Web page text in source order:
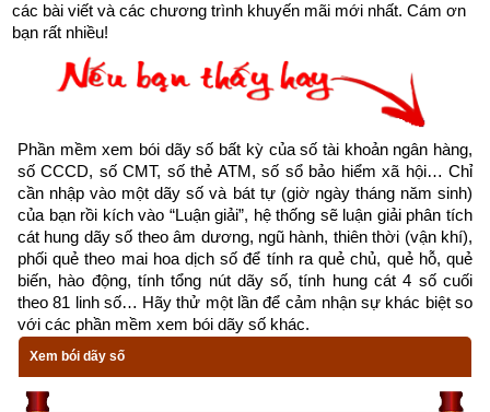
Năm sinh trong tứ trụ
như là gốc của cây, là móng của nhà
rễ cắm sâu thì lá xanh, nền rỗng thì nhà đổ, nền kiên cố thì
nhà chắc chắn. Nguồn cạn kiệt thì mệnh tan; nguồn phong
không phải xem xét 3 yếu tố:
Một là phải xem nguyệt lệnh
Hai là xét mối quan hệ tương sinh, tương khắc giữa can
và chi
Ba là xét tới mối quan hệ sinh khắc chế hóa của 3 trụ
còn lại thì mới biết rõ được.
Tháng sinh trong tứ trụ
giống như cành của cây, cành chắc
các bài viết và các chương trình khuyến mãi mới nhất. Cám ơn
bạn rất nhiều!
Phần mềm xem bói dãy số bất kỳ của số tài khoản ngân hàng,
số CCCD, số CMT, số thẻ ATM, số sổ bảo hiểm xã hội… Chỉ
cần nhập vào một dãy số và bát tự (giờ ngày tháng năm sinh)
của bạn rồi kích vào “Luận giải”, hệ thống sẽ luận giải phân tích
cát hung dãy số theo âm dương, ngũ hành, thiên thời (vận khí),
phối quẻ theo mai hoa dịch số để tính ra quẻ chủ, quẻ hỗ, quẻ
biến, hào động, tính tổng nút dãy số, tính hung cát 4 số cuối
theo 81 linh số… Hãy thử một lần để cảm nhận sự khác biệt so
với các phần mềm xem bói dãy số khác.
Xem bói dãy số